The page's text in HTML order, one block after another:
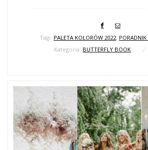
Tagi: PALETA KOLORÓW 2022, PORADNIK
Kategoria: BUTTERFLY BOOK